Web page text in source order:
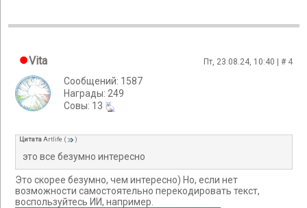
Vita Пт, 23.08.24, 10:40 | # 4
Сообщений: 1587
Награды: 249
Cовы: 13
ЦитатаArtlife ( )
это все безумно интересно
Это скорее безумно, чем интересно) Но, если нет
возможности самостоятельно перекодировать текст,
воспользуйтесь ИИ, например.